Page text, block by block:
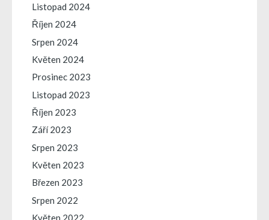
Listopad 2024
Říjen 2024
Srpen 2024
Květen 2024
Prosinec 2023
Listopad 2023
Říjen 2023
Září 2023
Srpen 2023
Květen 2023
Březen 2023
Srpen 2022
Květen 2022